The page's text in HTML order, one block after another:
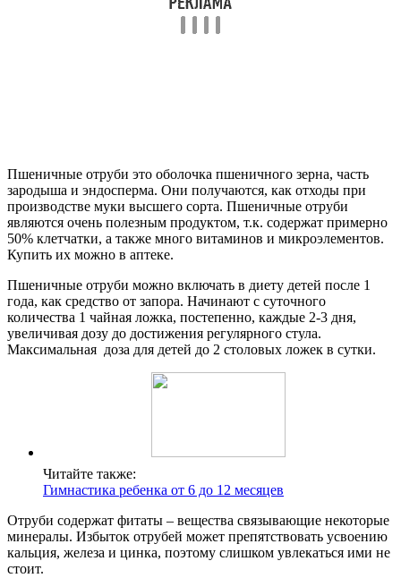
Пшеничные отруби это оболочка пшеничного зерна, часть
зародыша и эндосперма. Они получаются, как отходы при
производстве муки высшего сорта. Пшеничные отруби
являются очень полезным продуктом, т.к. содержат примерно
50% клетчатки, а также много витаминов и микроэлементов.
Купить их можно в аптеке.
Пшеничные отруби можно включать в диету детей после 1
года, как средство от запора. Начинают с суточного
количества 1 чайная ложка, постепенно, каждые 2-3 дня,
увеличивая дозу до достижения регулярного стула.
Максимальная доза для детей до 2 столовых ложек в сутки.
Читайте также:
Гимнастика ребенка от 6 до 12 месяцев
Отруби содержат фитаты – вещества связывающие некоторые
минералы. Избыток отрубей может препятствовать усвоению
кальция, железа и цинка, поэтому слишком увлекаться ими не
стоит.